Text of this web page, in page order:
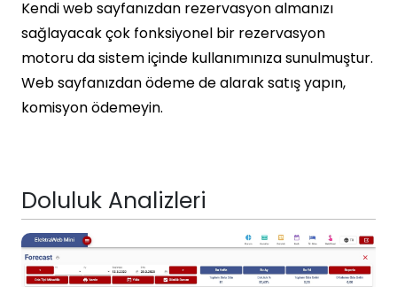
Kendi web sayfanızdan rezervasyon almanızı
sağlayacak çok fonksiyonel bir rezervasyon
motoru da sistem içinde kullanımınıza sunulmuştur.
Web sayfanızdan ödeme de alarak satış yapın,
komisyon ödemeyin.
Doluluk Analizleri